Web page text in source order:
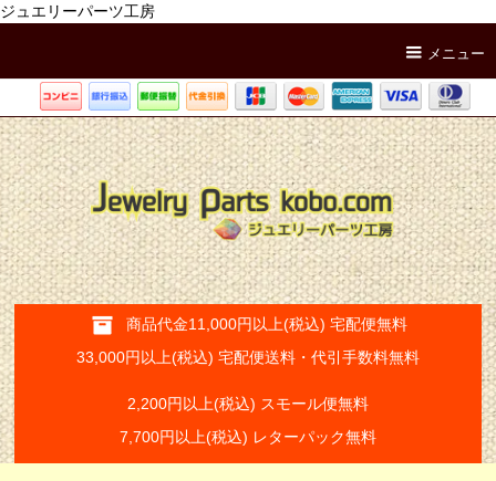
ジュエリーパーツ工房
メニュー
商品代金11,000円以上(税込) 宅配便無料
33,000円以上(税込) 宅配便送料・代引手数料無料
2,200円以上(税込) スモール便無料
7,700円以上(税込) レターパック無料